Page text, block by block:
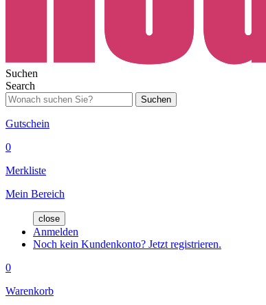
Suchen
Search
Suchen
Gutschein
0
Merkliste
Mein Bereich
close
Anmelden
Noch kein Kundenkonto? Jetzt registrieren.
0
Warenkorb